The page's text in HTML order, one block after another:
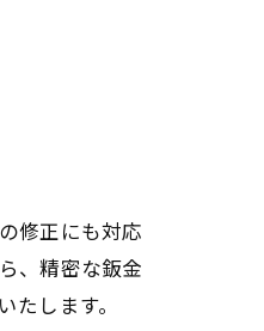
修正にも対応
、精密な鈑金
します。